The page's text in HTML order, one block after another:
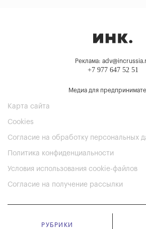
Реклама:
+7 977 647 52 51
Медиа для
Карта сайта
Cookies
Согласие на обработку персональных
Политика конфиденциальности
Условия использования cookie-файлов
Согласие на получение рассылки
РУБРИКИ